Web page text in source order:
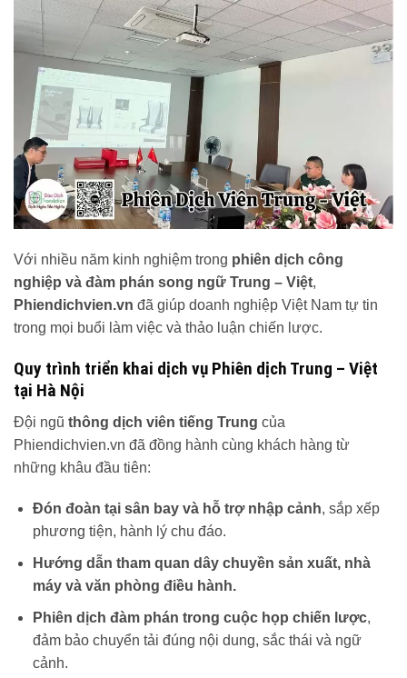
Với nhiều năm kinh nghiệm trong phiên dịch công
nghiệp và đàm phán song ngữ Trung – Việt,
Phiendichvien.vn đã giúp doanh nghiệp Việt Nam tự tin
trong mọi buổi làm việc và thảo luận chiến lược.
Quy trình triển khai dịch vụ Phiên dịch Trung – Việt
tại Hà Nội
Đội ngũ thông dịch viên tiếng Trung của
Phiendichvien.vn đã đồng hành cùng khách hàng từ
những khâu đầu tiên:
Đón đoàn tại sân bay và hỗ trợ nhập cảnh, sắp xếp
phương tiện, hành lý chu đáo.
Hướng dẫn tham quan dây chuyền sản xuất, nhà
máy và văn phòng điều hành.
Phiên dịch đàm phán trong cuộc họp chiến lược,
đảm bảo chuyển tải đúng nội dung, sắc thái và ngữ
cảnh.